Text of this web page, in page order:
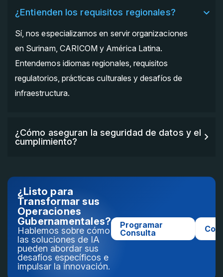
¿Entienden los requisitos regionales?
Sí, nos especializamos en servir organizaciones
en Surinam, CARICOM y América Latina.
Entendemos idiomas regionales, requisitos
regulatorios, prácticas culturales y desafíos de
infraestructura.
¿Cómo aseguran la seguridad de datos y el
cumplimiento?
¿Listo para
Transformar sus
Operaciones
Gubernamentales?
Hablemos sobre cómo
las soluciones de IA
pueden abordar sus
desafíos específicos e
impulsar la innovación.
Programar
Consulta